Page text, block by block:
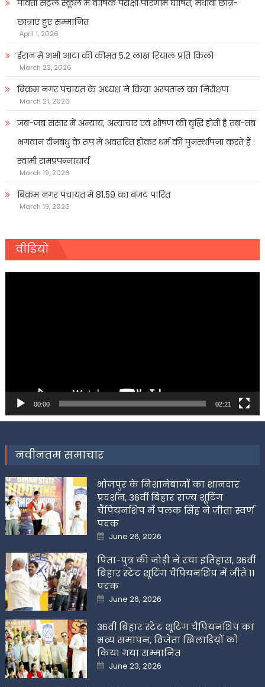
पार्वती सेंट्रल स्कूल में वार्षिक परीक्षा परिणाम घोषित, मेधावी छात्र-
छात्राएं हुए सम्मानित
April 1, 2026
ईरान में अभी आटा की कीमत 5.2 लाख रियाल प्रति किलो
March 23, 2026
बिक्रम नगर पंचायत के अध्यक्ष ने किया अस्पताल का निरीक्षण
March 21, 2026
जब-जब संसार में अन्याय, अत्याचार एवं शोषण की वृद्धि होती है तब-तब
भगवान दीनबंधु के रूप में अवतरित होकर धर्म की पुनर्स्थापना करते हैं :
स्वामी रामप्रपन्नाचार्य
March 19, 2026
बिक्रम नगर पंचायत में 81.59 का बजट पारित
March 19, 2026
वीडियो
00:00 02:21
नवीनतम समाचार
भोजपुर के निशानेबाजों का शानदार
प्रदर्शन, 36वीं बिहार राज्य शूटिंग
चैंपियनशिप में पलक सिंह ने जीता स्वर्ण
पदक
Posted
on
June 26, 2026
पिता-पुत्र की जोड़ी ने रचा इतिहास, 36वीं
बिहार स्टेट शूटिंग चैंपियनशिप में जीते 11
पदक
Posted
on
June 26, 2026
36वीं बिहार स्टेट शूटिंग चैंपियनशिप का
भव्य समापन, विजेता खिलाडिय़ों को
किया गया सम्मानित
Posted
on
June 23, 2026